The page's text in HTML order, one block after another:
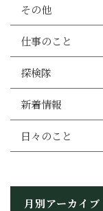
その他
仕事のこと
探検隊
新着情報
日々のこと
月別アーカイブ